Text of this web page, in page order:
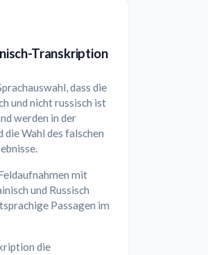
Transkription
dass die
und nicht russisch ist
werden in der
die Wahl des falschen
mit
und Russisch
Passagen im
die